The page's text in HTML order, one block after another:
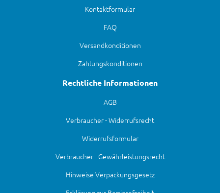
Kontaktformular
FAQ
Versandkonditionen
Zahlungskonditionen
Rechtliche Informationen
AGB
Verbraucher - Widerrufsrecht
Widerrufsformular
Verbraucher - Gewährleistungsrecht
Hinweise Verpackungsgesetz